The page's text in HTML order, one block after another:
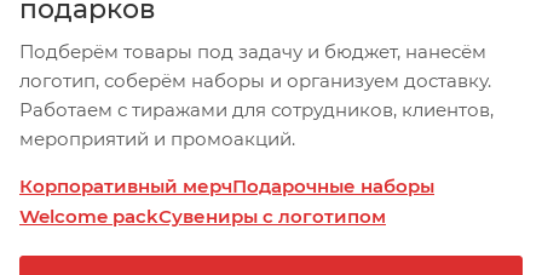
подарков
Подберём товары под задачу и бюджет, нанесём
логотип, соберём наборы и организуем доставку.
Работаем с тиражами для сотрудников, клиентов,
мероприятий и промоакций.
Корпоративный мерчПодарочные наборы
Welcome packСувениры с логотипом